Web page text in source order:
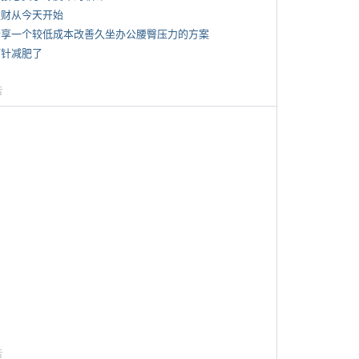
从今天开始
一个较低成本改善久坐办公腰臀压力的方案
减肥了